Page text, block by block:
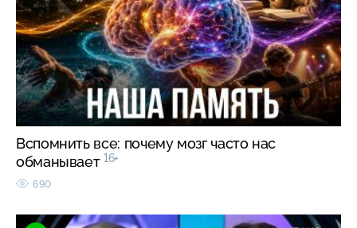
Вспомнить все: почему мозг часто нас
обманывает 16+
690